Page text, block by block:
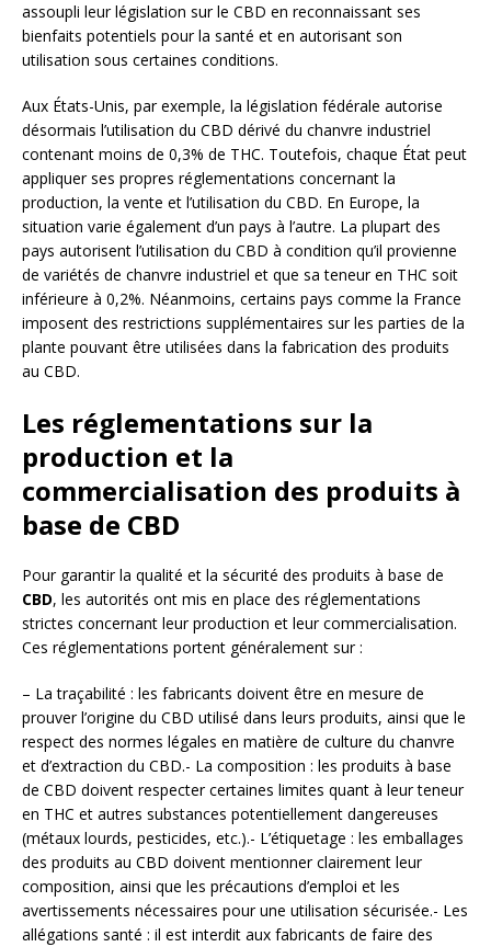
assoupli leur législation sur le CBD en reconnaissant ses
bienfaits potentiels pour la santé et en autorisant son
utilisation sous certaines conditions.
Aux États-Unis, par exemple, la législation fédérale autorise
désormais l’utilisation du CBD dérivé du chanvre industriel
contenant moins de 0,3% de THC. Toutefois, chaque État peut
appliquer ses propres réglementations concernant la
production, la vente et l’utilisation du CBD. En Europe, la
situation varie également d’un pays à l’autre. La plupart des
pays autorisent l’utilisation du CBD à condition qu’il provienne
de variétés de chanvre industriel et que sa teneur en THC soit
inférieure à 0,2%. Néanmoins, certains pays comme la France
imposent des restrictions supplémentaires sur les parties de la
plante pouvant être utilisées dans la fabrication des produits
au CBD.
Les réglementations sur la
production et la
commercialisation des produits à
base de CBD
Pour garantir la qualité et la sécurité des produits à base de
CBD, les autorités ont mis en place des réglementations
strictes concernant leur production et leur commercialisation.
Ces réglementations portent généralement sur :
– La traçabilité : les fabricants doivent être en mesure de
prouver l’origine du CBD utilisé dans leurs produits, ainsi que le
respect des normes légales en matière de culture du chanvre
et d’extraction du CBD.- La composition : les produits à base
de CBD doivent respecter certaines limites quant à leur teneur
en THC et autres substances potentiellement dangereuses
(métaux lourds, pesticides, etc.).- L’étiquetage : les emballages
des produits au CBD doivent mentionner clairement leur
composition, ainsi que les précautions d’emploi et les
avertissements nécessaires pour une utilisation sécurisée.- Les
allégations santé : il est interdit aux fabricants de faire des